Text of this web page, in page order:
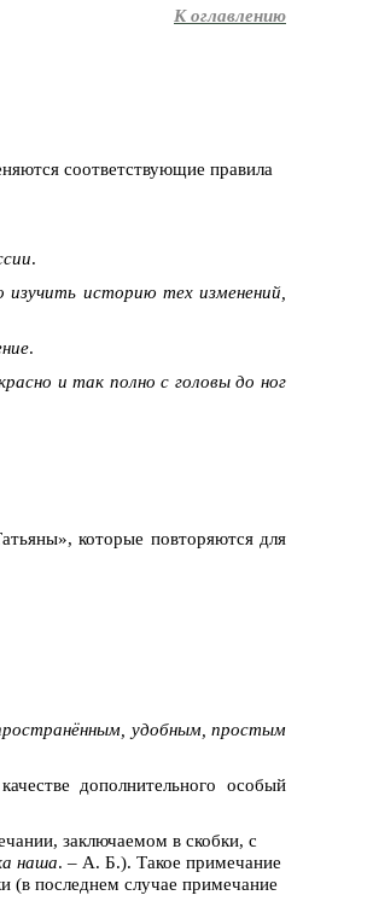
К оглавлению
соответствующие правила
.
изучить историю тех изменений,
.
и так полно с головы до ног
которые повторяются для
удобным, простым
дополнительного особый
заключаемом в скобки, с
наша. – А. Б.). Такое примечание
(в последнем случае примечание